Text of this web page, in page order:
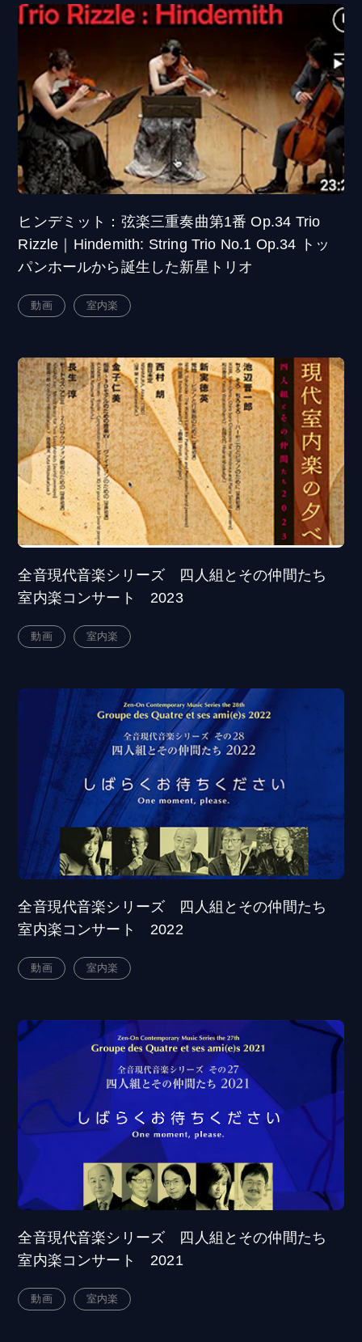
ヒンデミット：弦楽三重奏曲第1番 Op.34 Trio
Rizzle｜Hindemith: String Trio No.1 Op.34 トッ
パンホールから誕生した新星トリオ
動画 室内楽
全音現代音楽シリーズ 四人組とその仲間たち
室内楽コンサート 2023
動画 室内楽
全音現代音楽シリーズ 四人組とその仲間たち
室内楽コンサート 2022
動画 室内楽
全音現代音楽シリーズ 四人組とその仲間たち
室内楽コンサート 2021
動画 室内楽